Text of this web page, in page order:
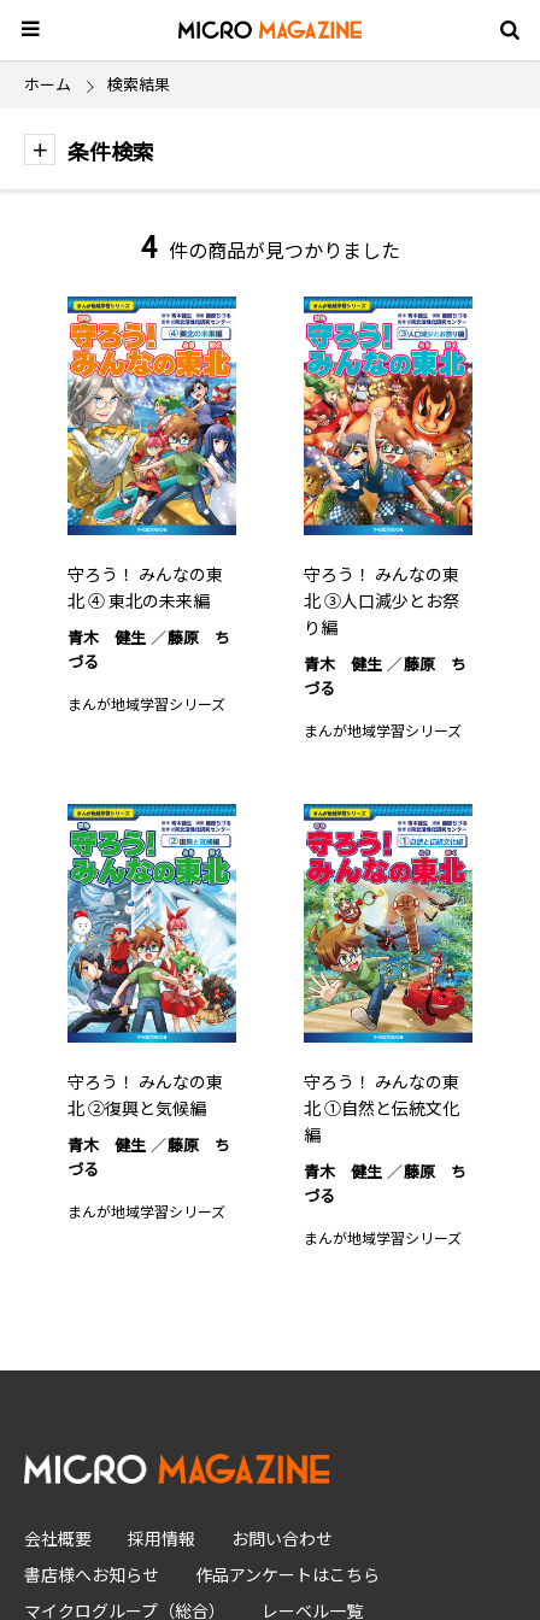
ホーム 検索結果
条件検索
4 件の商品が見つかりました
守ろう！ みんなの東
北 ④ 東北の未来編
青木 健生
藤原 ち
づる
まんが地域学習シリーズ
守ろう！ みんなの東
北 ③人口減少とお祭
り編
青木 健生
藤原 ち
づる
まんが地域学習シリーズ
守ろう！ みんなの東
北 ②復興と気候編
青木 健生
藤原 ち
づる
まんが地域学習シリーズ
守ろう！ みんなの東
北 ①自然と伝統文化
編
青木 健生
藤原 ち
づる
まんが地域学習シリーズ
会社概要 採用情報
お問い合わせ
書店様へお知らせ
作品アンケートはこちら
マイクログループ（総合）
レーベル一覧